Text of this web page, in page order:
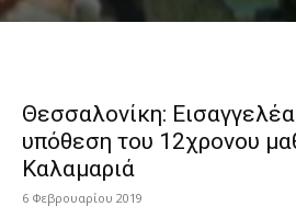
Θεσσαλονίκη:
υπόθεση του 12χρονου
Καλαμαριά
6 Φεβρουαρίου 2019